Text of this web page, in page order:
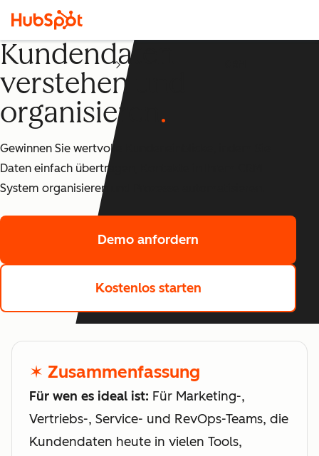
Kundendaten
verstehen und
organisieren
Gewinnen Sie wertvolle Kundeneinblicke, indem Sie
Daten einfach übertragen, Kontakte in Ihrem CRM-
System organisieren und Prozesse automatisieren.
Demo anfordern
Kostenlos starten
✶ Zusammenfassung
Für wen es ideal ist: Für Marketing-,
Vertriebs-, Service- und RevOps-Teams, die
Kundendaten heute in vielen Tools,